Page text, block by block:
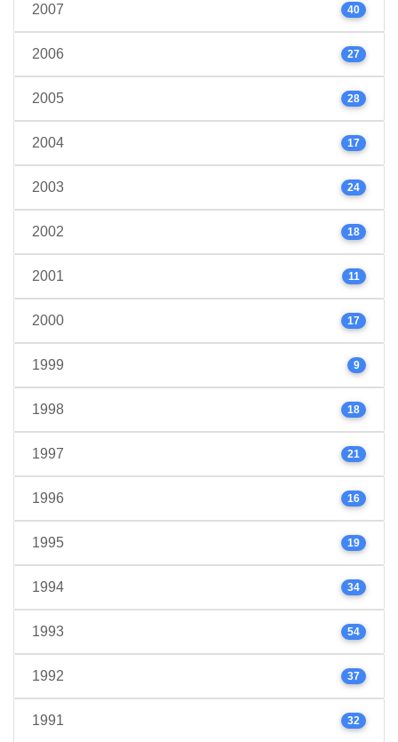
2007 40
2006 27
2005 28
2004 17
2003 24
2002 18
2001 11
2000 17
1999 9
1998 18
1997 21
1996 16
1995 19
1994 34
1993 54
1992 37
1991 32